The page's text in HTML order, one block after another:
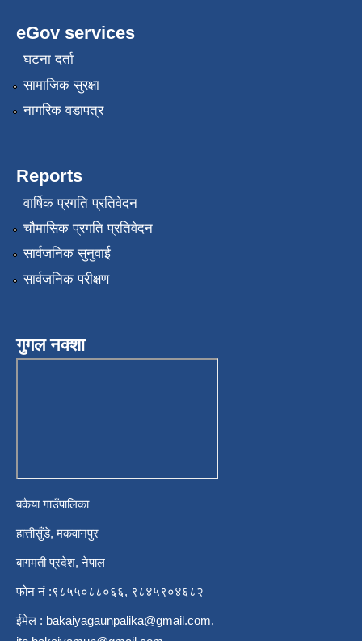
eGov services
घटना दर्ता
सामाजिक सुरक्षा
नागरिक वडापत्र
Reports
वार्षिक प्रगति प्रतिवेदन
चौमासिक प्रगति प्रतिवेदन
सार्वजनिक सुनुवाई
सार्वजनिक परीक्षण
गुगल नक्शा
बकैया गाउँपालिका
हात्तीसुँडे, मकवानपुर
बागमती प्रदेश, नेपाल
फोन नं :९८५५०८८०६६, ९८४५९०४६८२
ईमेल : bakaiyagaunpalika@gmail.com,